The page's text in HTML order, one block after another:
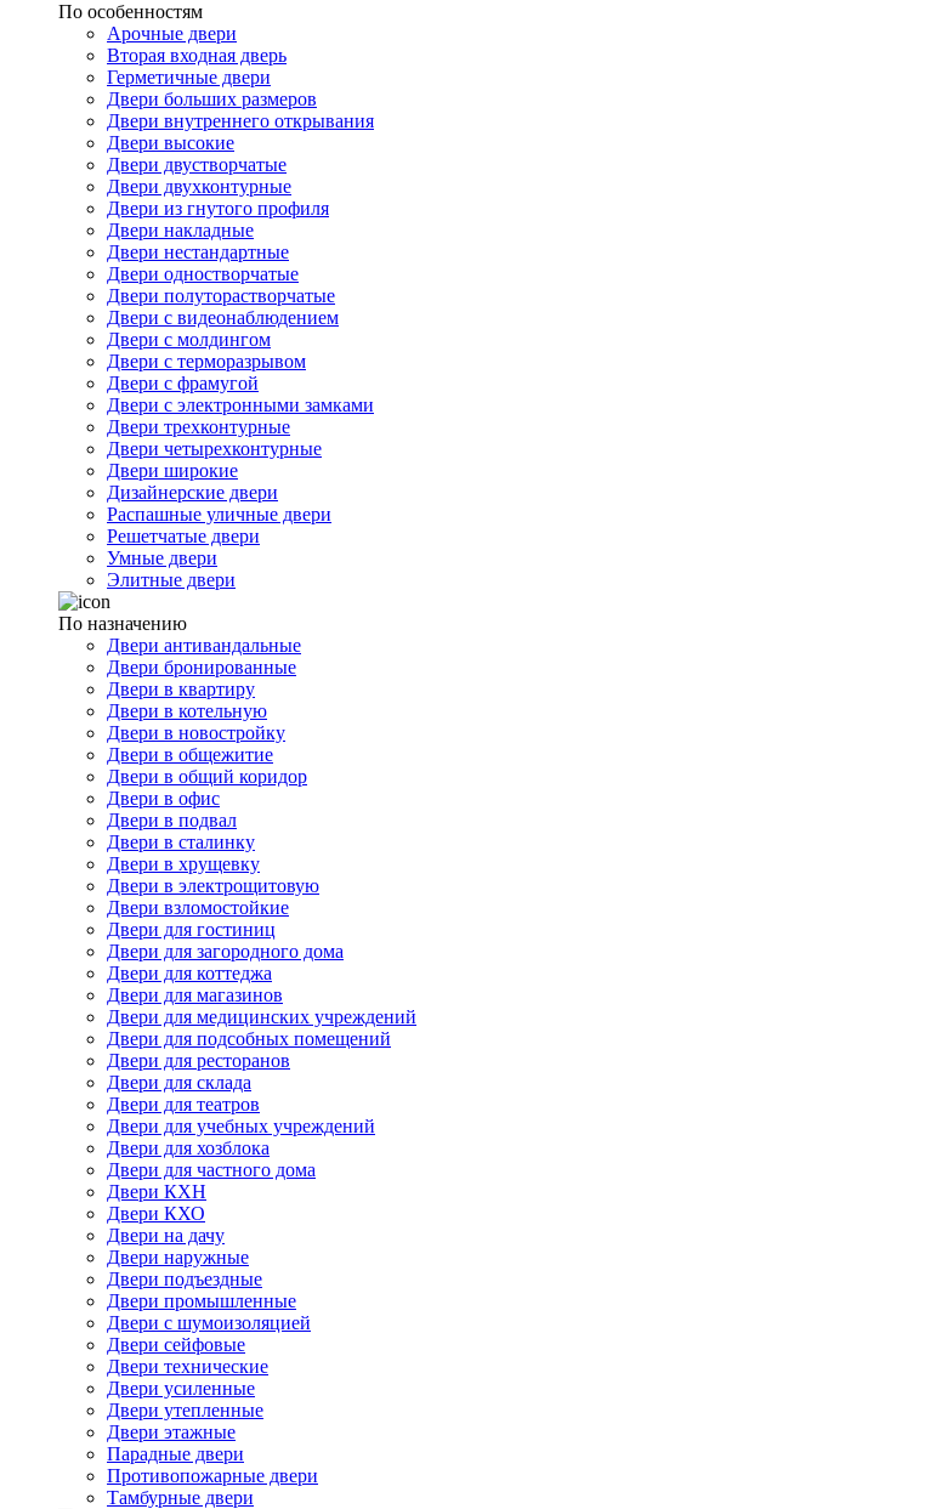
По особенностям
Арочные двери
Вторая входная дверь
Герметичные двери
Двери больших размеров
Двери внутреннего открывания
Двери высокие
Двери двустворчатые
Двери двухконтурные
Двери из гнутого профиля
Двери накладные
Двери нестандартные
Двери одностворчатые
Двери полуторастворчатые
Двери с видеонаблюдением
Двери с молдингом
Двери с терморазрывом
Двери с фрамугой
Двери с электронными замками
Двери трехконтурные
Двери четырехконтурные
Двери широкие
Дизайнерские двери
Распашные уличные двери
Решетчатые двери
Умные двери
Элитные двери
По назначению
Двери антивандальные
Двери бронированные
Двери в квартиру
Двери в котельную
Двери в новостройку
Двери в общежитие
Двери в общий коридор
Двери в офис
Двери в подвал
Двери в сталинку
Двери в хрущевку
Двери в электрощитовую
Двери взломостойкие
Двери для гостиниц
Двери для загородного дома
Двери для коттеджа
Двери для магазинов
Двери для медицинских учреждений
Двери для подсобных помещений
Двери для ресторанов
Двери для склада
Двери для театров
Двери для учебных учреждений
Двери для хозблока
Двери для частного дома
Двери КХН
Двери КХО
Двери на дачу
Двери наружные
Двери подъездные
Двери промышленные
Двери с шумоизоляцией
Двери сейфовые
Двери технические
Двери усиленные
Двери утепленные
Двери этажные
Парадные двери
Противопожарные двери
Тамбурные двери